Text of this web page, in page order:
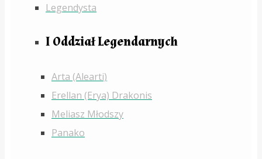
Legendysta
I Oddział Legendarnych
Arta (Alearti)
Erellan (Erya) Drakonis
Meliasz Młodszy
Panako